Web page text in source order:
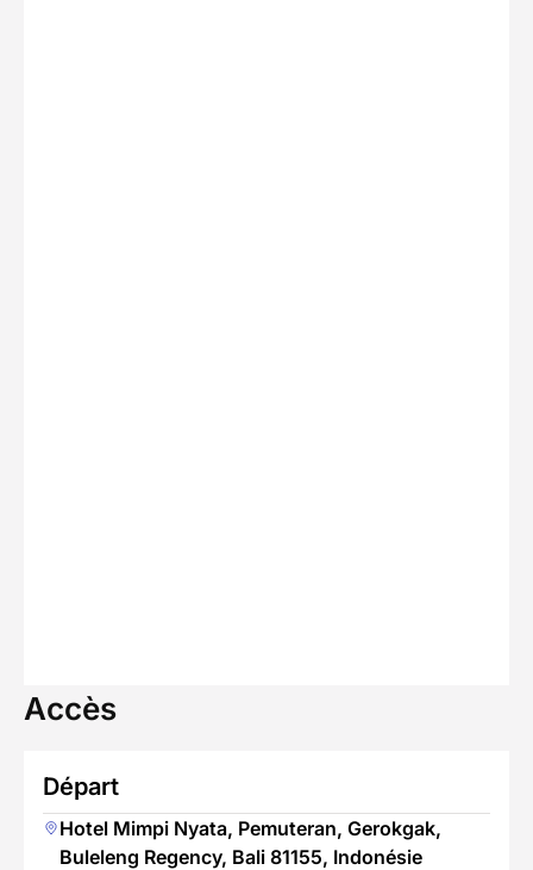
Accès
Départ
Hotel Mimpi Nyata, Pemuteran, Gerokgak,
Buleleng Regency, Bali 81155, Indonésie